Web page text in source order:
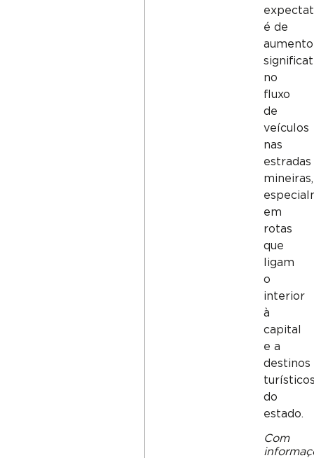
é de
aumento
no
fluxo
de
veículos
nas
estradas
mineiras,
em
rotas
que
ligam
o
interior
à
capital
e a
destinos
do
estado.
Com